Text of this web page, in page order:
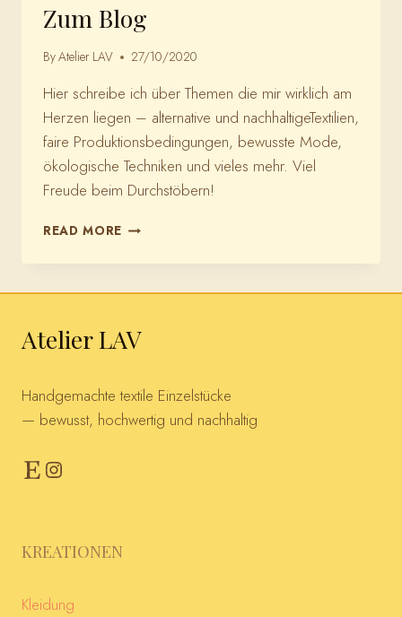
Zum Blog
ByAtelier LAV 27/10/2020
Hier schreibe ich über Themen die mir wirklich am
Herzen liegen – alternative und nachhaltigeTextilien,
faire Produktionsbedingungen, bewusste Mode,
ökologische Techniken und vieles mehr. Viel
Freude beim Durchstöbern!
READ MORE ZUM
Atelier LAV
Handgemachte textile Einzelstücke
— bewusst, hochwertig und nachhaltig
EtsyInstagram
KREATIONEN
Kleidung